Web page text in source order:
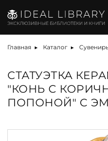
Главная Каталог
СТАТУЭТКА
"КОНЬ С
ПОПОНОЙ" С